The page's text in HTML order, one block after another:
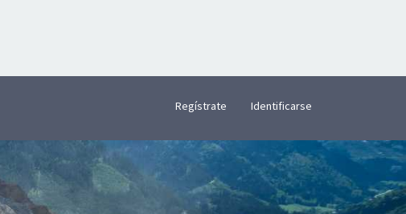
Regístrate Identificarse